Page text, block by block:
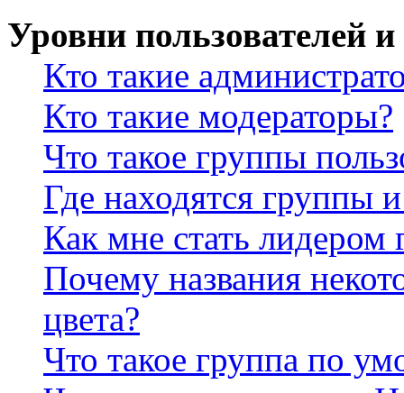
Уровни пользователей
Кто такие
Кто такие модераторы?
Что такое группы
Где находятся группы
Как мне стать лидером
Почему названия
цвета?
Что такое группа по